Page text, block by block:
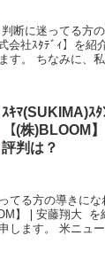
断に迷ってる方
会社ｽﾀﾃﾞｨ】を紹
す。 ちなみに、
ｽｷﾏ(SUKIMA)ｽﾀ
【(株)BLOOM
評判は？
てる方の導きに
】❘安藤翔大 を
します。 米ニュ